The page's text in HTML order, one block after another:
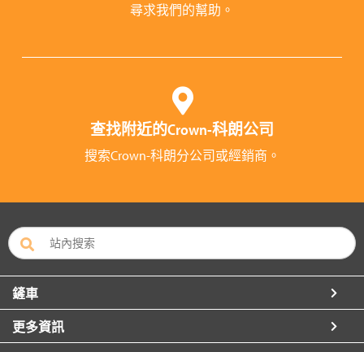
尋求我們的幫助。
查找附近的Crown-科朗公司
搜索Crown-科朗分公司或經銷商。
鏟車
更多資訊